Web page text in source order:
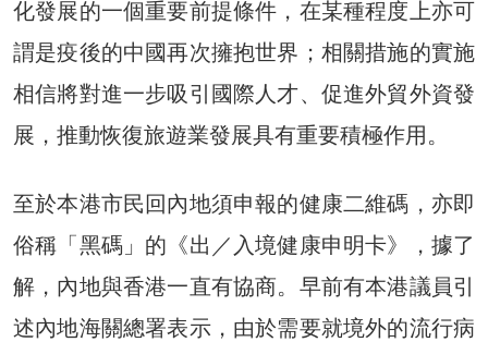
化發展的一個重要前提條件，在某種程度上亦可
謂是疫後的中國再次擁抱世界；相關措施的實施
相信將對進一步吸引國際人才、促進外貿外資發
展，推動恢復旅遊業發展具有重要積極作用。
至於本港市民回內地須申報的健康二維碼，亦即
俗稱「黑碼」的《出／入境健康申明卡》，據了
解，內地與香港一直有協商。早前有本港議員引
述內地海關總署表示，由於需要就境外的流行病